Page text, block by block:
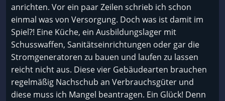
anrichten. Vor ein paar Zeilen schrieb ich schon
einmal was von Versorgung. Doch was ist damit im
Spiel?! Eine Küche, ein Ausbildungslager mit
Schusswaffen, Sanitätseinrichtungen oder gar die
Stromgeneratoren zu bauen und laufen zu lassen
reicht nicht aus. Diese vier Gebäudearten brauchen
regelmäßig Nachschub an Verbrauchsgüter und
diese muss ich Mangel beantragen. Ein Glück! Denn